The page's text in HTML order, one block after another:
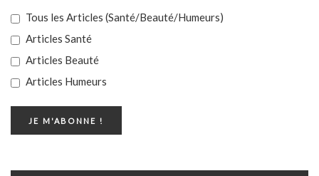
Tous les Articles (Santé/Beauté/Humeurs)
Articles Santé
Articles Beauté
Articles Humeurs